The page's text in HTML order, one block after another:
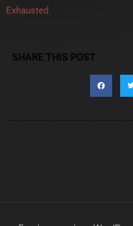
Exhausted
SHARE THIS POST